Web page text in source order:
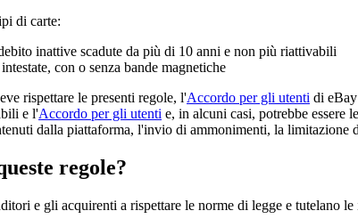
di carte:
inattive scadute da più di 10 anni e non più riattivabili
con o senza bande magnetiche
rispettare le presenti regole, l'Accordo per gli utenti di
e l'Accordo per gli utenti e, in alcuni casi, potrebbe essere
dalla piattaforma, l'invio di ammonimenti, la limitazione
regole?
e gli acquirenti a rispettare le norme di legge e tutelano